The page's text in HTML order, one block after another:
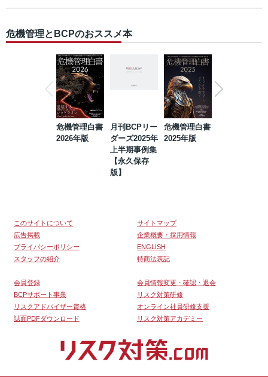
危機管理とBCPのおススメ本
危機管理白書
2026年版
月刊BCPリー
ダーズ2025年
上半期事例集
【永久保存
版】
危機管理白書
2025年版
このサイトについて
サイトマップ
広告掲載
企業概要・採用情報
プライバシーポリシー
ENGLISH
スタッフの紹介
特商法表記
会員登録
会員情報変更・確認・退会
BCPサポート事業
リスク対策研修
リスクアドバイザー資格
オンライン社員研修支援
誌面PDFダウンロード
リスク対策アカデミー